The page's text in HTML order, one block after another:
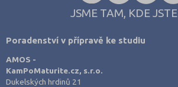
JSME TAM, KDE
Poradenství v přípravě ke studiu
AMOS -
KamPoMaturite.cz, s.r.o.
Dukelských hrdinů 21